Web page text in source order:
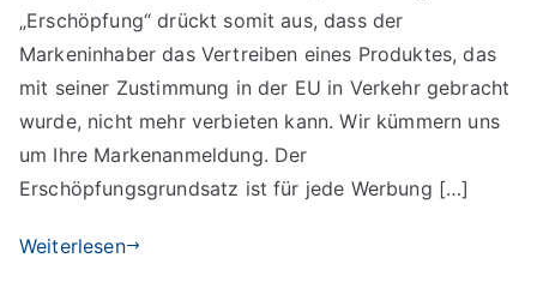
Erschöpfung
„Erschöpfung“ drückt somit aus, dass der
Markeninhaber das Vertreiben eines Produktes, das
mit seiner Zustimmung in der EU in Verkehr gebracht
wurde, nicht mehr verbieten kann. Wir kümmern uns
um Ihre Markenanmeldung. Der
Erschöpfungsgrundsatz ist für jede Werbung […]
Weiterlesen